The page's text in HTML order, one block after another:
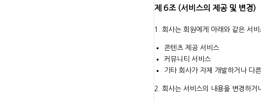
제 6조 (서비스의 제공 및 변경)
1. 회사는 회원에게 아래와 같은 서비
콘텐츠 제공 서비스
커뮤니티 서비스
기타 회사가 자체 개발하거나 다
2. 회사는 서비스의 내용을 변경하거